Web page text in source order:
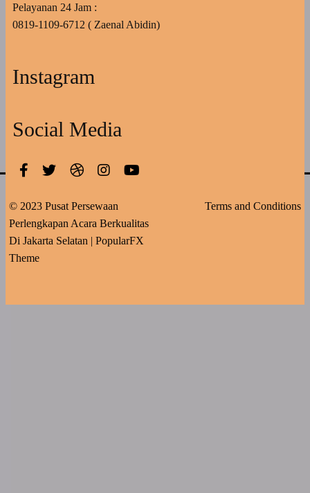
Pelayanan 24 Jam :
0819-1109-6712 ( Zaenal Abidin)
Instagram
Social Media
© 2023 Pusat Persewaan
Perlengkapan Acara Berkualitas
Di Jakarta Selatan | PopularFX
Theme
Terms and Conditions